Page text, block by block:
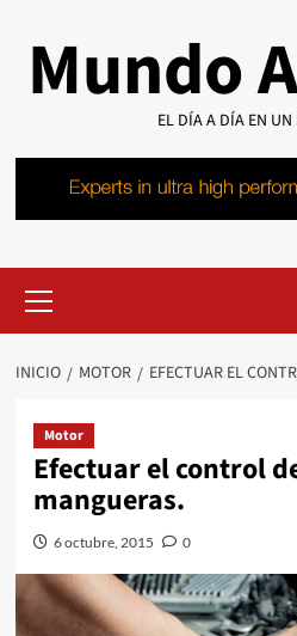
contenido
Mundo
EL DÍA A DÍA EN UN
primario
INICIO MOTOR EFECTUAR EL
Motor
Efectuar el control
mangueras.
6 octubre, 2015 0